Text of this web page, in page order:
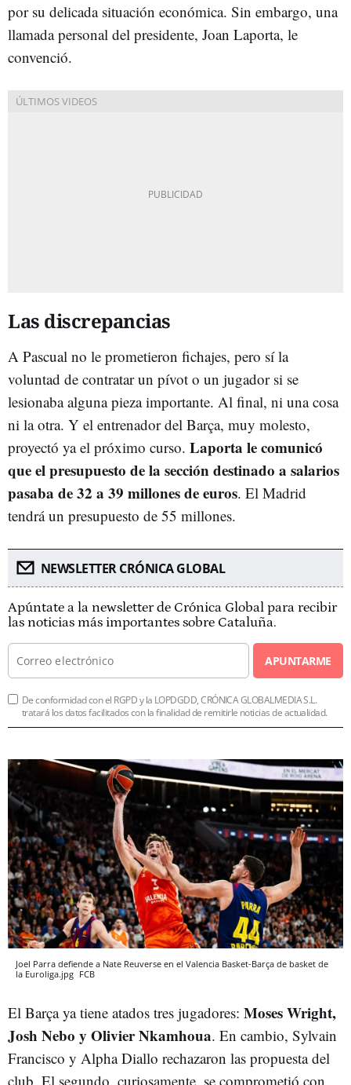
por su delicada situación económica. Sin embargo, una
llamada personal del presidente, Joan Laporta, le
convenció.
Las discrepancias
A Pascual no le prometieron fichajes, pero sí la
voluntad de contratar un pívot o un jugador si se
lesionaba alguna pieza importante. Al final, ni una cosa
ni la otra. Y el entrenador del Barça, muy molesto,
proyectó ya el próximo curso. Laporta le comunicó
que el presupuesto de la sección destinado a salarios
pasaba de 32 a 39 millones de euros. El Madrid
tendrá un presupuesto de 55 millones.
NEWSLETTER CRÓNICA GLOBAL
Apúntate a la newsletter de Crónica Global para recibir
las noticias más importantes sobre Cataluña.
APUNTARME
De conformidad con el RGPD y la LOPDGDD, CRÓNICA GLOBALMEDIA S.L.
tratará los datos facilitados con la finalidad de remitirle noticias de actualidad.
Joel Parra defiende a Nate Reuverse en el Valencia Basket-Barça de basket de
la Euroliga.jpg FCB
El Barça ya tiene atados tres jugadores: Moses Wright,
Josh Nebo y Olivier Nkamhoua. En cambio, Sylvain
Francisco y Alpha Diallo rechazaron las propuesta del
club. El segundo, curiosamente, se comprometió con